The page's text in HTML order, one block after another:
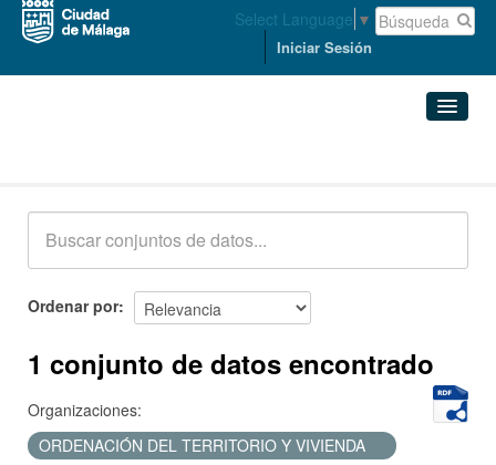
Select Language ▼
Iniciar Sesión
Acerca de
Ordenar por
1 conjunto de datos encontrado
Organizaciones:
ORDENACIÓN DEL TERRITORIO Y VIVIENDA